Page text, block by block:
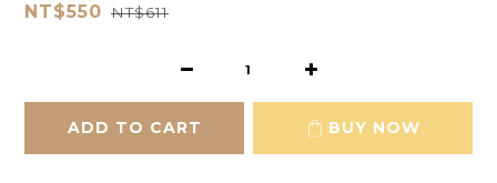
NT$550 NT$611
ADD TO CART BUY NOW